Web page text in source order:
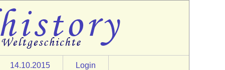
14.10.2015 Login